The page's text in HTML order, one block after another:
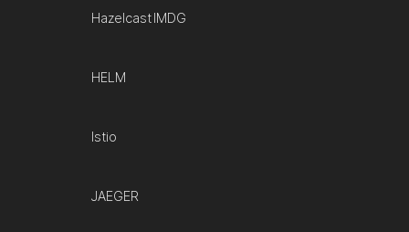
Hazelcast IMDG
HELM
Istio
JAEGER